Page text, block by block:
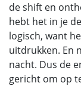
de shift en
hebt het in je
logisch, want
uitdrukken. En
nacht. Dus de
gericht om op